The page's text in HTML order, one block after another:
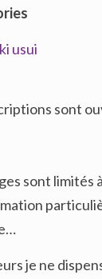
usui
sont
sont limités
je ne